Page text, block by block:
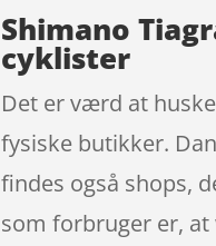
Shimano
cyklister
Det er værd at
fysiske butikker.
findes også shops,
som forbruger er,